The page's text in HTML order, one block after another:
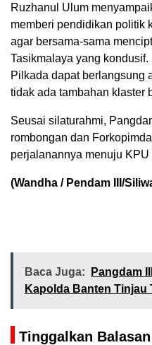
Ruzhanul Ulum
memberi pendidikan politik
agar bersama-sama
Tasikmalaya yang
Pilkada dapat berlangsung
tidak ada tambahan klaster
Seusai silaturahmi,
rombongan dan
perjalanannya menuju
(Wandha / Pendam III/
Baca Juga:
Pangdam
Kapolda Banten Tinjau
Tinggalkan Balasan